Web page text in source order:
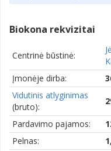
Biokona rekvizitai
Centrinė būstinė:
Įmonėje dirba:
Vidutinis atlyginimas
(bruto):
Pardavimo pajamos:
Pelnas: